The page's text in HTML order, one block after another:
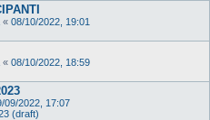
« 08/10/2022, 19:01
« 08/10/2022, 18:59
09/2022, 17:07
(draft)